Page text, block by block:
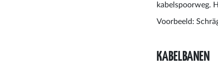
kabelspoorweg.
Voorbeeld:
KABELBANEN